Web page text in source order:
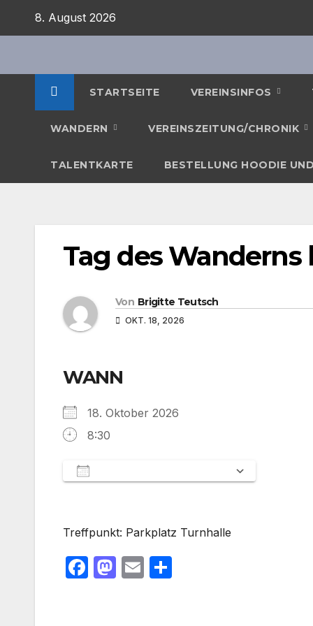
8. August 2026
STARTSEITE VEREINSINFOS
WANDERN VEREINSZEITUNG/CHRONIK
TALENTKARTE BESTELLUNG HOODIE
Tag des
Von Brigitte Teutsch
OKT. 18, 2026
WANN
18. Oktober 2026
8:30
Treffpunkt: Parkplatz Turnhalle
F
M E